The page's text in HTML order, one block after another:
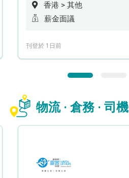
香港 > 其他
薪金面議
刊登於 1日前
物流 · 倉務 · 司機